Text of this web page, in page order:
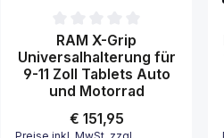
Durchschnittliche Bewertung von
RAM X-Grip
Universalhalterung für
9-11 Zoll Tablets Auto
und Motorrad
Regulärer Preis:
€ 151,95